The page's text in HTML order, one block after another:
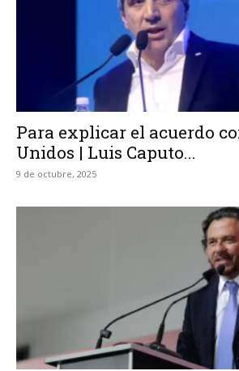
Para explicar el acuerdo
Unidos | Luis Caputo...
9 de octubre, 2025